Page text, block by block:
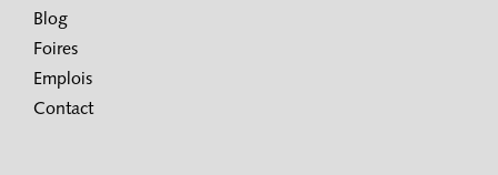
Blog
Foires
Emplois
Contact